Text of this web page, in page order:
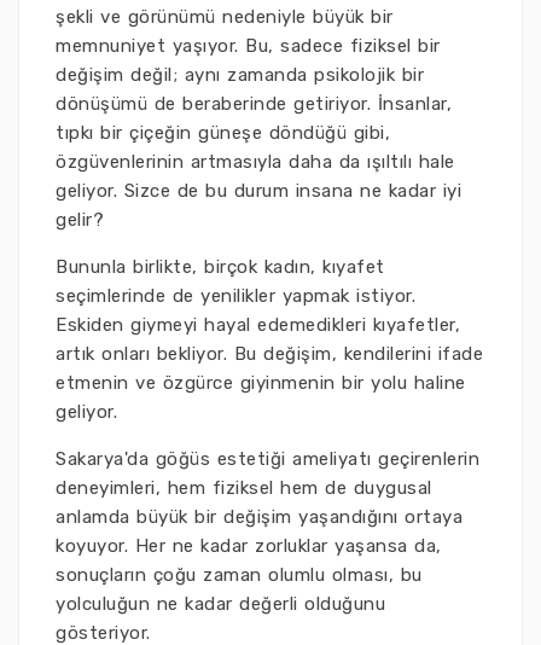
şekli ve görünümü nedeniyle büyük bir
memnuniyet yaşıyor. Bu, sadece fiziksel bir
değişim değil; aynı zamanda psikolojik bir
dönüşümü de beraberinde getiriyor. İnsanlar,
tıpkı bir çiçeğin güneşe döndüğü gibi,
özgüvenlerinin artmasıyla daha da ışıltılı hale
geliyor. Sizce de bu durum insana ne kadar iyi
gelir?
Bununla birlikte, birçok kadın, kıyafet
seçimlerinde de yenilikler yapmak istiyor.
Eskiden giymeyi hayal edemedikleri kıyafetler,
artık onları bekliyor. Bu değişim, kendilerini ifade
etmenin ve özgürce giyinmenin bir yolu haline
geliyor.
Sakarya'da göğüs estetiği ameliyatı geçirenlerin
deneyimleri, hem fiziksel hem de duygusal
anlamda büyük bir değişim yaşandığını ortaya
koyuyor. Her ne kadar zorluklar yaşansa da,
sonuçların çoğu zaman olumlu olması, bu
yolculuğun ne kadar değerli olduğunu
gösteriyor.